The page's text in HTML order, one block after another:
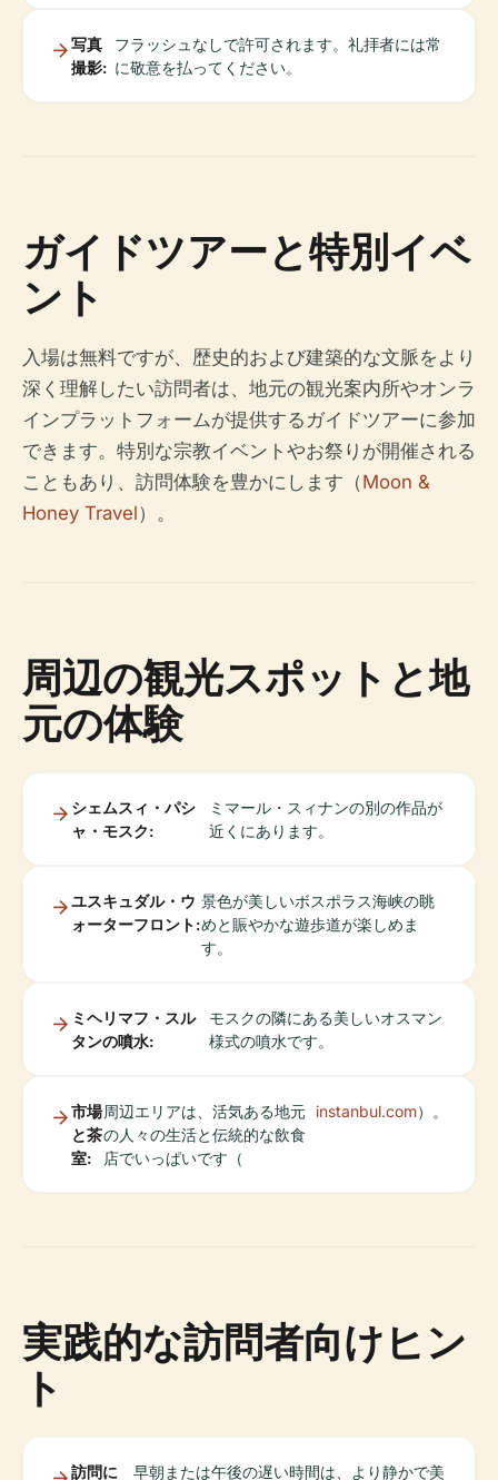
写真
撮影:
フラッシュなしで許可されます。礼拝者には常
に敬意を払ってください。
ガイドツアーと特別イベ
ント
入場は無料ですが、歴史的および建築的な文脈をより
深く理解したい訪問者は、地元の観光案内所やオンラ
インプラットフォームが提供するガイドツアーに参加
できます。特別な宗教イベントやお祭りが開催される
こともあり、訪問体験を豊かにします（Moon &
Honey Travel）。
周辺の観光スポットと地
元の体験
シェムスィ・パシ
ャ・モスク:
ミマール・スィナンの別の作品が
近くにあります。
ユスキュダル・ウ
ォーターフロント:
景色が美しいボスポラス海峡の眺
めと賑やかな遊歩道が楽しめま
す。
ミヘリマフ・スル
タンの噴水:
モスクの隣にある美しいオスマン
様式の噴水です。
市場
と茶
室:
周辺エリアは、活気ある地元
の人々の生活と伝統的な飲食
店でいっぱいです（
instanbul.com）。
実践的な訪問者向けヒン
ト
訪問に 早朝または午後の遅い時間は、より静かで美